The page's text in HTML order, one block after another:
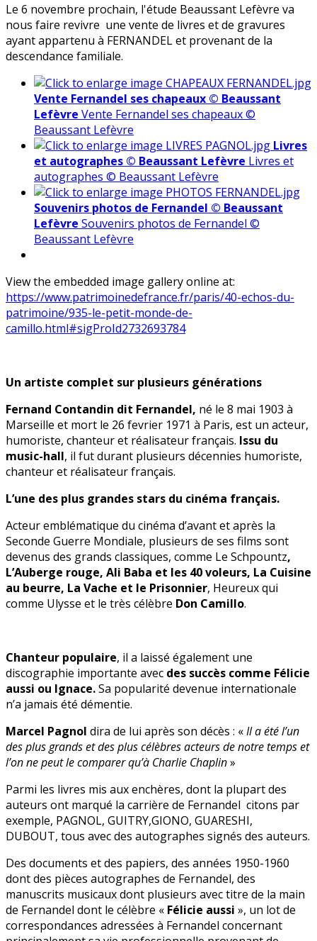
Le 6 novembre prochain, l'étude Beaussant Lefèvre va
nous faire revivre une vente de livres et de gravures
ayant appartenu à FERNANDEL et provenant de la
descendance familiale.
Vente Fernandel ses chapeaux © Beaussant
Lefèvre Vente Fernandel ses chapeaux ©
Beaussant Lefèvre
Livres
et autographes © Beaussant Lefèvre Livres et
autographes © Beaussant Lefèvre
Souvenirs photos de Fernandel © Beaussant
Lefèvre Souvenirs photos de Fernandel ©
Beaussant Lefèvre
View the embedded image gallery online at:
https://www.patrimoinedefrance.fr/paris/40-echos-du-
patrimoine/935-le-petit-monde-de-
camillo.html#sigProId2732693784
Un artiste complet sur plusieurs générations
Fernand Contandin dit Fernandel, né le 8 mai 1903 à
Marseille et mort le 26 fevrier 1971 à Paris, est un acteur,
humoriste, chanteur et réalisateur français. Issu du
music-hall, il fut durant plusieurs décennies humoriste,
chanteur et réalisateur français.
L’une des plus grandes stars du cinéma français.
Acteur emblématique du cinéma d’avant et après la
Seconde Guerre Mondiale, plusieurs de ses films sont
devenus des grands classiques, comme Le Schpountz,
L’Auberge rouge, Ali Baba et les 40 voleurs, La Cuisine
au beurre, La Vache et le Prisonnier, Heureux qui
comme Ulysse et le très célèbre Don Camillo.
Chanteur populaire, il a laissé également une
discographie importante avec des succès comme Félicie
aussi ou Ignace.Sa popularité devenue internationale
n’a jamais été démentie.
Marcel Pagnol dira de lui après son décès : «Il a été l’un
des plus grands et des plus célèbres acteurs de notre temps et
l’on ne peut le comparer qu’à Charlie Chaplin»
Parmi les livres mis aux enchères, dont la plupart des
auteurs ont marqué la carrière de Fernandel citons par
exemple, PAGNOL, GUITRY,GIONO, GUARESHI,
DUBOUT, tous avec des autographes signés des auteurs.
Des documents et des papiers, des années 1950-1960
dont des pièces autographes de Fernandel, des
manuscrits musicaux dont plusieurs avec titre de la main
de Fernandel dont le célèbre « Félicie aussi », un lot de
correspondances adressées à Fernandel concernant